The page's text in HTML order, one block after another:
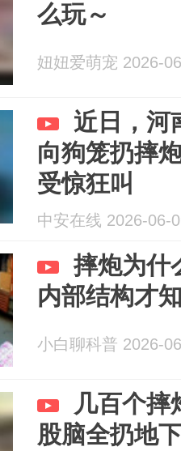
么玩～
妞妞爱萌宠 2026-
近日，河
向狗笼扔摔
受惊狂叫
中安在线 2026-06-
摔炮为什
内部结构才
小白聊科普 2026-
几百个摔
股脑全扔地